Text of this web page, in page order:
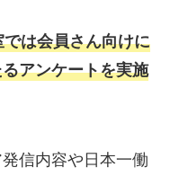
は会員さん向けに
アンケートを実施
信内容や日本一働